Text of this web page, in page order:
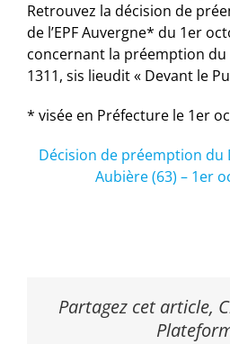
Retrouvez la décision de
de l’EPF Auvergne* du 1er
concernant la préemption du
1311, sis lieudit « Devant le
* visée en Préfecture le 1er
Décision de préemption du
Aubière (63) – 1er
Partagez cet article,